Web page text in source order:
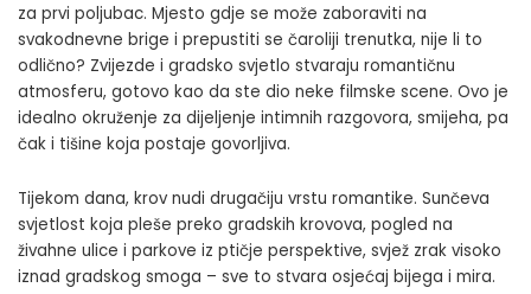
za prvi poljubac. Mjesto gdje se može zaboraviti na
svakodnevne brige i prepustiti se čaroliji trenutka, nije li to
odlično? Zvijezde i gradsko svjetlo stvaraju romantičnu
atmosferu, gotovo kao da ste dio neke filmske scene. Ovo je
idealno okruženje za dijeljenje intimnih razgovora, smijeha, pa
čak i tišine koja postaje govorljiva.
Tijekom dana, krov nudi drugačiju vrstu romantike. Sunčeva
svjetlost koja pleše preko gradskih krovova, pogled na
živahne ulice i parkove iz ptičje perspektive, svjež zrak visoko
iznad gradskog smoga – sve to stvara osjećaj bijega i mira.